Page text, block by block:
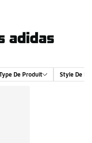
adidas
De Produit Style De